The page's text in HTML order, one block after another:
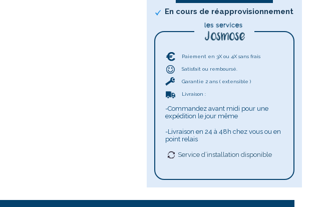
En cours de réapprovisionnement
Paiement en 3X ou 4X sans frais
Satisfait ou remboursé.
Garantie 2 ans ( extensible )
Livraison :
-Commandez avant midi pour une
expédition le jour même
-Livraison en 24 à 48h chez vous ou en
point relais
Service d’installation disponible